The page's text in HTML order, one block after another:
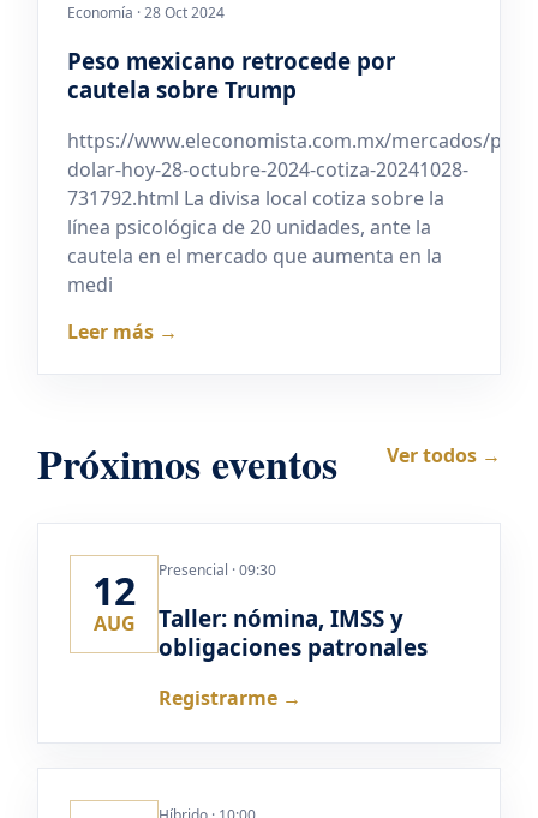
Economía · 28 Oct 2024
Peso mexicano retrocede por
cautela sobre Trump
https://www.eleconomista.com.mx/mercados/
dolar-hoy-28-octubre-2024-cotiza-20241028-
731792.html La divisa local cotiza sobre la
línea psicológica de 20 unidades, ante la
cautela en el mercado que aumenta en la
medi
Leer más →
Próximos eventos Ver todos →
12
AUG
Presencial · 09:30
Taller: nómina, IMSS y
obligaciones patronales
Registrarme →